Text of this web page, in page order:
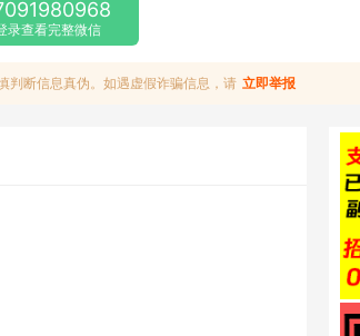
录查看完整微信
判断信息真伪。如遇虚假诈骗信息，请 立即举报